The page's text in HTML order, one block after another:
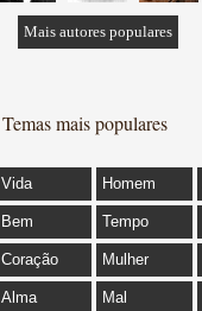
Mais autores populares
Temas mais populares
Vida Homem
Bem Tempo
Coração Mulher
Alma Mal